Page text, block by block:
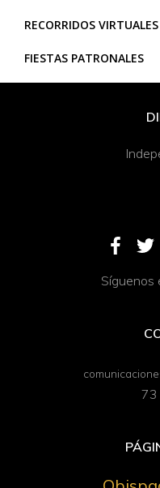
RECORRIDOS VIRTUALES
FIESTAS PATRONALES
Síguenos
73